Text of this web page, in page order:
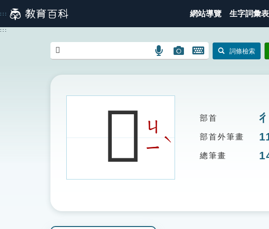
到
主
::: 網站導覽 生字詞彙表
:::
語
搜
圖
圖
搜
開
鍵
詞條檢索
𢕗ㄐ
ㄧ
ˋ
部首 彳
部首外筆畫
總筆畫